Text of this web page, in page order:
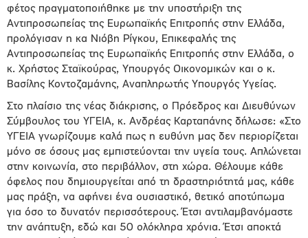
φέτος πραγματοποιήθηκε με την υποστήριξη της
Αντιπροσωπείας της Ευρωπαϊκής Επιτροπής στην Ελλάδα,
προλόγισαν η κα Νιόβη Ρίγκου, Επικεφαλής της
Αντιπροσωπείας της Ευρωπαϊκής Επιτροπής στην Ελλάδα, ο
κ. Χρήστος Σταϊκούρας, Υπουργός Οικονομικών και ο κ.
Βασίλης Κοντοζαμάνης, Αναπληρωτής Υπουργός Υγείας.
Στο πλαίσιο της νέας διάκρισης, ο Πρόεδρος και Διευθύνων
Σύμβουλος του ΥΓΕΙΑ, κ. Ανδρέας Καρταπάνης δήλωσε: «Στο
ΥΓΕΙΑ γνωρίζουμε καλά πως η ευθύνη μας δεν περιορίζεται
μόνο σε όσους μας εμπιστεύονται την υγεία τους. Απλώνεται
στην κοινωνία, στο περιβάλλον, στη χώρα. Θέλουμε κάθε
όφελος που δημιουργείται από τη δραστηριότητά μας, κάθε
μας πράξη, να αφήνει ένα ουσιαστικό, θετικό αποτύπωμα
για όσο το δυνατόν περισσότερους. Έτσι αντιλαμβανόμαστε
την ανάπτυξη, εδώ και 50 ολόκληρα χρόνια. Έτσι αποκτά